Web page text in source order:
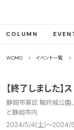
COLUMN
WOMO イベント一覧
【終了しました
静岡市葵区 駿府城公園
ど静岡市内
2024/5/4(土)〜2024/